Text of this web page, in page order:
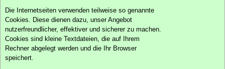
Die Internetseiten verwenden teilweise so genannte
Cookies. Diese dienen dazu, unser Angebot
nutzerfreundlicher, effektiver und sicherer zu machen.
Cookies sind kleine Textdateien, die auf Ihrem
Rechner abgelegt werden und die Ihr Browser
speichert.